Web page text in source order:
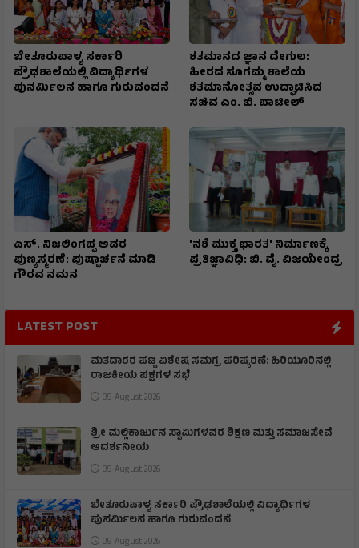
ಬೇತೂರುಪಾಳ್ಯ ಸರ್ಕಾರಿ
ಪ್ರೌಢಶಾಲೆಯಲ್ಲಿ ವಿದ್ಯಾರ್ಥಿಗಳ
ಪುನರ್ಮಿಲನ ಹಾಗೂ ಗುರುವಂದನೆ
ಶತಮಾನದ ಜ್ಞಾನ ದೇಗುಲ:
ಹೀರದ ಸೂಗಮ್ಮ ಶಾಲೆಯ
ಶತಮಾನೋತ್ಸವ ಉದ್ಘಾಟಿಸಿದ
ಸಚಿವ ಎಂ. ಬಿ. ಪಾಟೀಲ್
ಎಸ್. ನಿಜಲಿಂಗಪ್ಪ ಅವರ
ಪುಣ್ಯಸ್ಮರಣೆ: ಪುಷ್ಪಾರ್ಚನೆ ಮಾಡಿ
ಗೌರವ ನಮನ​
'ನಶೆ ಮುಕ್ತ ಭಾರತ' ನಿರ್ಮಾಣಕ್ಕೆ
ಪ್ರತಿಜ್ಞಾವಿಧಿ: ಬಿ. ವೈ. ವಿಜಯೇಂದ್ರ
LATEST POST
ಮತದಾರರ ಪಟ್ಟಿ ವಿಶೇಷ ಸಮಗ್ರ ಪರಿಷ್ಕರಣೆ: ಹಿರಿಯೂರಿನಲ್ಲಿ
ರಾಜಕೀಯ ಪಕ್ಷಗಳ ಸಭೆ
09 August 2026
ಶ್ರೀ ಮಲ್ಲಿಕಾರ್ಜುನ ಸ್ವಾಮಿಗಳವರ ಶಿಕ್ಷಣ ಮತ್ತು ಸಮಾಜಸೇವೆ
ಆದರ್ಶನೀಯ
09 August 2026
ಬೇತೂರುಪಾಳ್ಯ ಸರ್ಕಾರಿ ಪ್ರೌಢಶಾಲೆಯಲ್ಲಿ ವಿದ್ಯಾರ್ಥಿಗಳ
ಪುನರ್ಮಿಲನ ಹಾಗೂ ಗುರುವಂದನೆ
09 August 2026